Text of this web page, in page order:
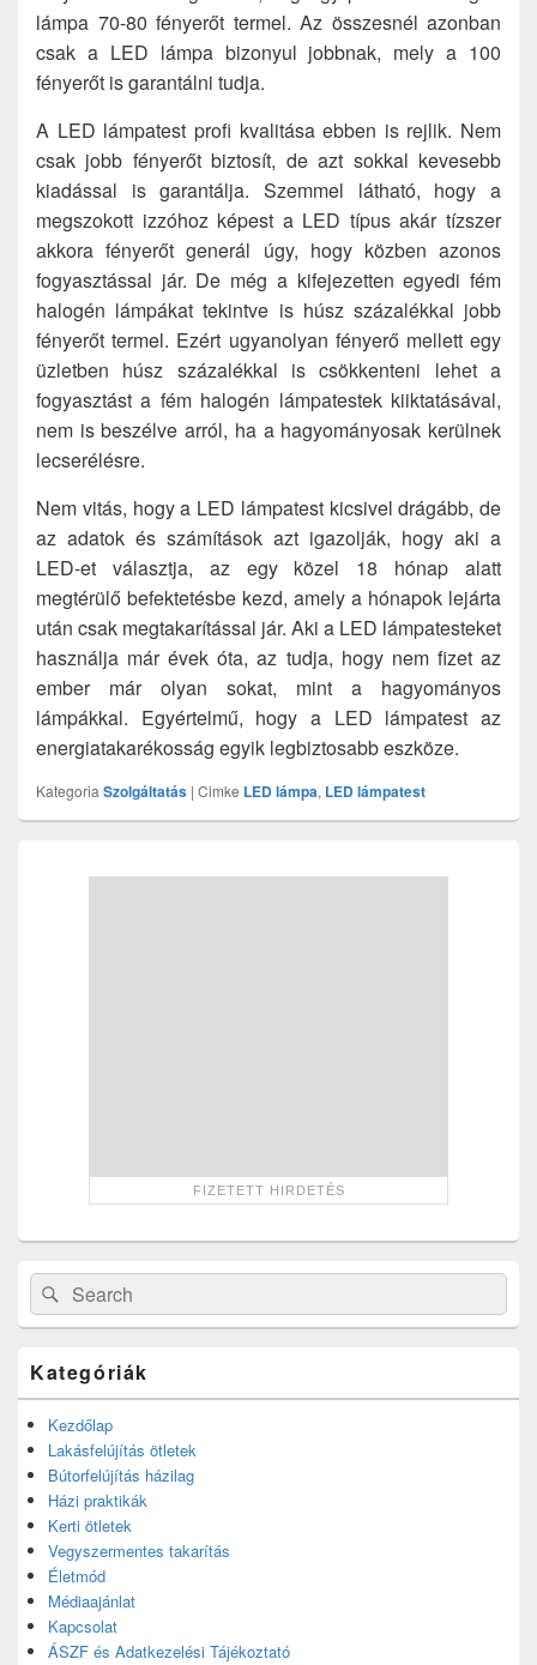
lámpa 70-80 fényerőt termel. Az összesnél azonban
csak a LED lámpa bizonyul jobbnak, mely a 100
fényerőt is garantálni tudja.
A LED lámpatest profi kvalitása ebben is rejlik. Nem
csak jobb fényerőt biztosít, de azt sokkal kevesebb
kiadással is garantálja. Szemmel látható, hogy a
megszokott izzóhoz képest a LED típus akár tízszer
akkora fényerőt generál úgy, hogy közben azonos
fogyasztással jár. De még a kifejezetten egyedi fém
halogén lámpákat tekintve is húsz százalékkal jobb
fényerőt termel. Ezért ugyanolyan fényerő mellett egy
üzletben húsz százalékkal is csökkenteni lehet a
fogyasztást a fém halogén lámpatestek kiiktatásával,
nem is beszélve arról, ha a hagyományosak kerülnek
lecserélésre.
Nem vitás, hogy a LED lámpatest kicsivel drágább, de
az adatok és számítások azt igazolják, hogy aki a
LED-et választja, az egy közel 18 hónap alatt
megtérülő befektetésbe kezd, amely a hónapok lejárta
után csak megtakarítással jár. Aki a LED lámpatesteket
használja már évek óta, az tudja, hogy nem fizet az
ember már olyan sokat, mint a hagyományos
lámpákkal. Egyértelmű, hogy a LED lámpatest az
energiatakarékosság egyik legbiztosabb eszköze.
KategoriaSzolgáltatás | Cimke LED lámpa, LED lámpatest
Search
for:
Search
Kategóriák
Kezdőlap
Lakásfelújítás ötletek
Bútorfelújítás házilag
Házi praktikák
Kerti ötletek
Vegyszermentes takarítás
Életmód
Médiaajánlat
Kapcsolat
ÁSZF és Adatkezelési Tájékoztató